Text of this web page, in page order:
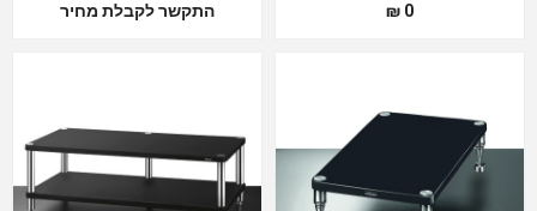
0 ₪ התקשר לקבלת מחיר